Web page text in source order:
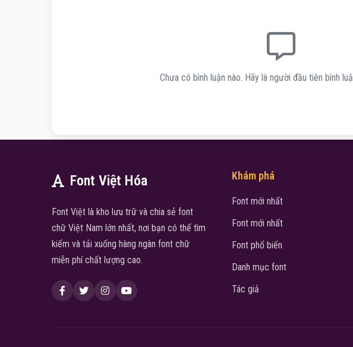
Chưa có bình luận nào. Hãy là người đầu tiên bình
Font Việt Hóa
Font Việt là kho lưu trữ và chia sẻ font
chữ Việt Nam lớn nhất, nơi bạn có thể tìm
kiếm và tải xuống hàng ngàn font chữ
miễn phí chất lượng cao.
Khám phá
Font mới nhất
Font mới nhất
Font phổ biến
Danh mục font
Tác giả